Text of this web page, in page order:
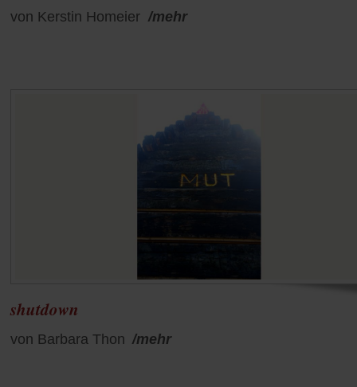
von Kerstin Homeier /mehr
shutdown
von Barbara Thon /mehr